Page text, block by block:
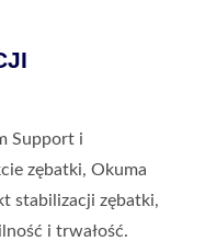
Support i
zębatki, Okuma
stabilizacji zębatki,
i trwałość.